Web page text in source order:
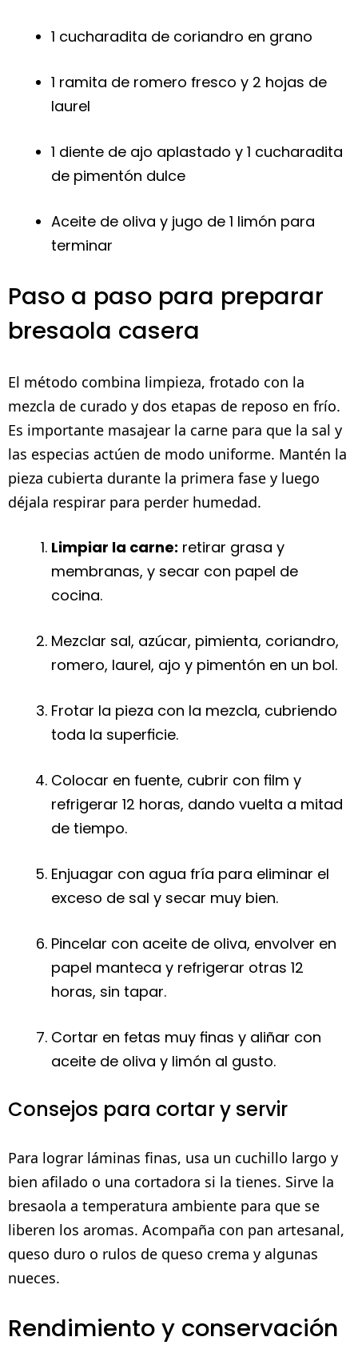
1 cucharadita de coriandro en grano
1 ramita de romero fresco y 2 hojas de
laurel
1 diente de ajo aplastado y 1 cucharadita
de pimentón dulce
Aceite de oliva y jugo de 1 limón para
terminar
Paso a paso para preparar
bresaola casera
El método combina limpieza, frotado con la
mezcla de curado y dos etapas de reposo en frío.
Es importante masajear la carne para que la sal y
las especias actúen de modo uniforme. Mantén la
pieza cubierta durante la primera fase y luego
déjala respirar para perder humedad.
Limpiar la carne: retirar grasa y
membranas, y secar con papel de
cocina.
Mezclar sal, azúcar, pimienta, coriandro,
romero, laurel, ajo y pimentón en un bol.
Frotar la pieza con la mezcla, cubriendo
toda la superficie.
Colocar en fuente, cubrir con film y
refrigerar 12 horas, dando vuelta a mitad
de tiempo.
Enjuagar con agua fría para eliminar el
exceso de sal y secar muy bien.
Pincelar con aceite de oliva, envolver en
papel manteca y refrigerar otras 12
horas, sin tapar.
Cortar en fetas muy finas y aliñar con
aceite de oliva y limón al gusto.
Consejos para cortar y servir
Para lograr láminas finas, usa un cuchillo largo y
bien afilado o una cortadora si la tienes. Sirve la
bresaola a temperatura ambiente para que se
liberen los aromas. Acompaña con pan artesanal,
queso duro o rulos de queso crema y algunas
nueces.
Rendimiento y conservación